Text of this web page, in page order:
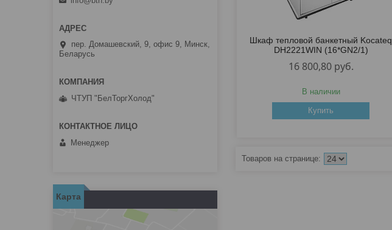
Шкаф тепловой банкетный Kocateq
DH2221WIN (16*GN2/1)
16 800,80 руб.
В наличии
Купить
пер. Домашевский, 9, офис 9, Минск,
Беларусь
ЧТУП "БелТоргХолод"
Менеджер
Карта